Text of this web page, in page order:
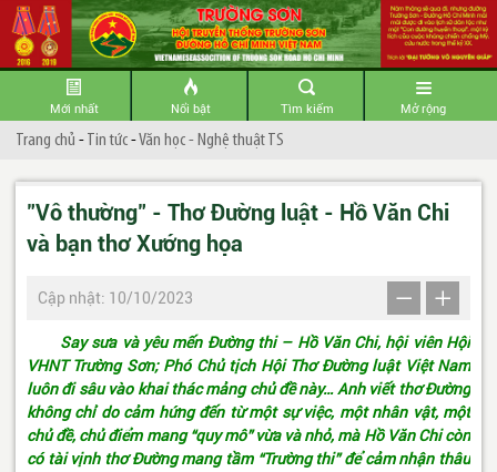
Mới nhất Nổi bật Tìm kiếm Mở rộng
Trang chủ -Tin tức-Văn học - Nghệ thuật TS
"Vô thường" - Thơ Đường luật - Hồ Văn Chi
và bạn thơ Xướng họa
Cập nhật: 10/10/2023
Say sưa và yêu mến Đường thi – Hồ Văn Chi, hội viên Hội
VHNT Trường Sơn; Phó Chủ tịch Hội Thơ Đường luật Việt Nam
luôn đi sâu vào khai thác mảng chủ đề này… Anh viết thơ Đường
không chỉ do cảm hứng đến từ một sự việc, một nhân vật, một
chủ đề, chủ điểm mang “quy mô” vừa và nhỏ, mà Hồ Văn Chi còn
có tài vịnh thơ Đường mang tầm “Trường thi” để cảm nhận thâu